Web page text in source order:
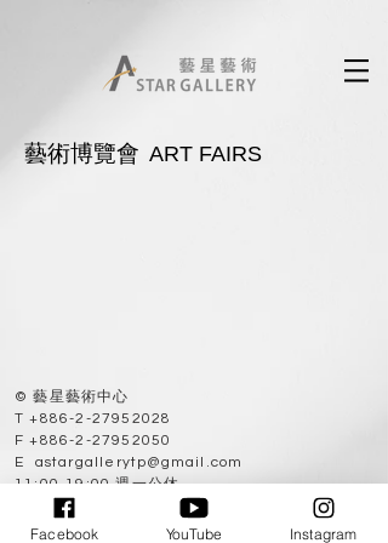
藝術博覽會 ART FAIRS
© 藝星藝術中心
T+886-2-27952028
F+886-2-27952050
E astargallerytp@gmail.com
11:00-19:00 週一公休
10682 台北市大安區敦化南路二段63巷53弄9號
No. 9, Aly. 53, Ln. 63, Sec. 2, Dunhua S. Rd.,
Facebook YouTube Instagram